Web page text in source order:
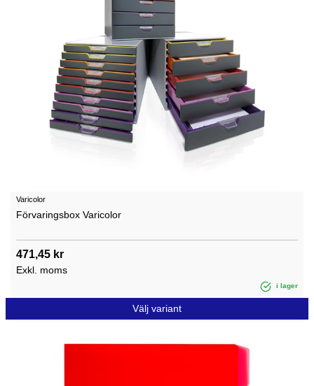
Varicolor
Förvaringsbox Varicolor
471,45 kr
Exkl. moms
i lager
Välj variant